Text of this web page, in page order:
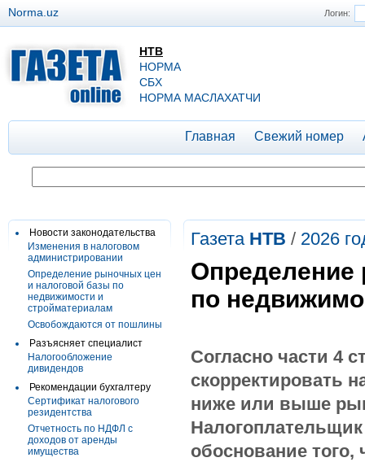
Логин:
Norma.uz
НТВ
НОРМА
СБХ
НОРМА МАСЛАХАТЧИ
Главная Свежий номер
Новости законодательства
Изменения в налоговом
администрировании
Определение рыночных цен
и налоговой базы по
недвижимости и
стройматериалам
Освобождаются от пошлины
Разъясняет специалист
Налогообложение
дивидендов
Рекомендации бухгалтеру
Сертификат налогового
резидентства
Отчетность по НДФЛ с
доходов от аренды
имущества
Газета НТВ / 2026
Определение
по
Согласно части 4
скорректировать
ниже или выше
обоснование того,